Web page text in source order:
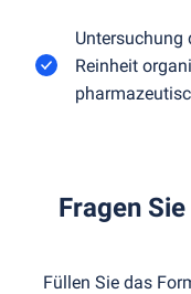
Untersuchung
Reinheit
Fragen
Füllen Sie das